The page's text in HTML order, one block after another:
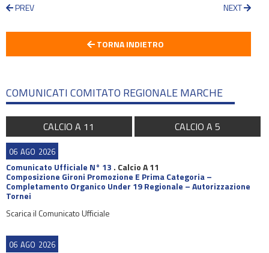
PREV NEXT
TORNA INDIETRO
COMUNICATI COMITATO REGIONALE MARCHE
CALCIO A 11 CALCIO A 5
06 AGO 2026
Comunicato Ufficiale N° 13 . Calcio A 11
Composizione Gironi Promozione E Prima Categoria –
Completamento Organico Under 19 Regionale – Autorizzazione
Tornei
Scarica il Comunicato Ufficiale
06 AGO 2026